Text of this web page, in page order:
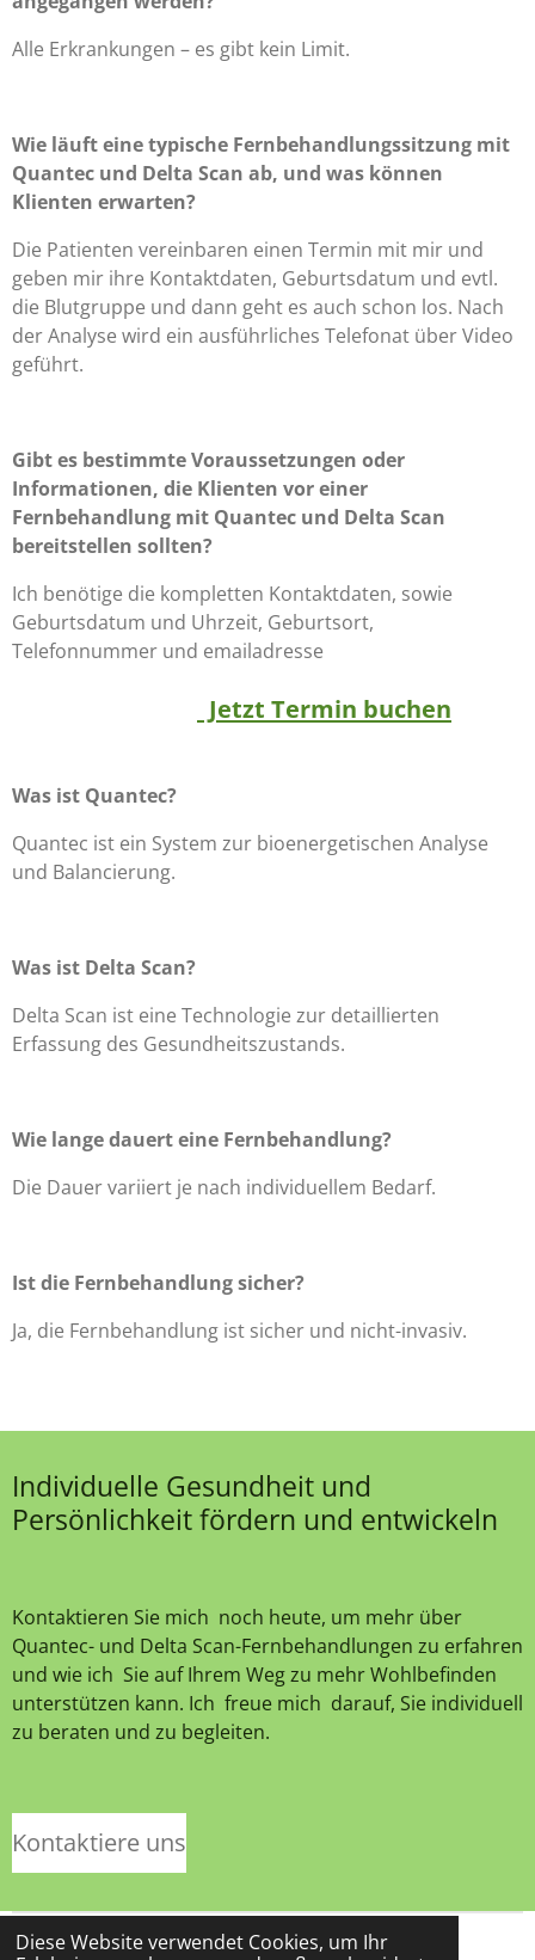
Diese Website verwendet Cookies, um Ihr
Alle Erkrankungen – es gibt kein Limit.
Wie läuft eine typische Fernbehandlungssitzung mit
Quantec und Delta Scan ab, und was können
Klienten erwarten?
Die Patienten vereinbaren einen Termin mit mir und
geben mir ihre Kontaktdaten, Geburtsdatum und evtl.
die Blutgruppe und dann geht es auch schon los. Nach
der Analyse wird ein ausführliches Telefonat über Video
geführt.
Gibt es bestimmte Voraussetzungen oder
Informationen, die Klienten vor einer
Fernbehandlung mit Quantec und Delta Scan
bereitstellen sollten?
Ich benötige die kompletten Kontaktdaten, sowie
Geburtsdatum und Uhrzeit, Geburtsort,
Telefonnummer und emailadresse
Jetzt Termin buchen
Was ist Quantec?
Quantec ist ein System zur bioenergetischen Analyse
und Balancierung.
Was ist Delta Scan?
Delta Scan ist eine Technologie zur detaillierten
Erfassung des Gesundheitszustands.
Wie lange dauert eine Fernbehandlung?
Die Dauer variiert je nach individuellem Bedarf.
Ist die Fernbehandlung sicher?
Ja, die Fernbehandlung ist sicher und nicht-invasiv.
Individuelle Gesundheit und
Persönlichkeit fördern und entwickeln
Kontaktieren Sie mich noch heute, um mehr über
Quantec- und Delta Scan-Fernbehandlungen zu erfahren
und wie ich Sie auf Ihrem Weg zu mehr Wohlbefinden
unterstützen kann. Ich freue mich darauf, Sie individuell
zu beraten und zu begleiten.
Kontaktiere uns
Impressum Datenschutz